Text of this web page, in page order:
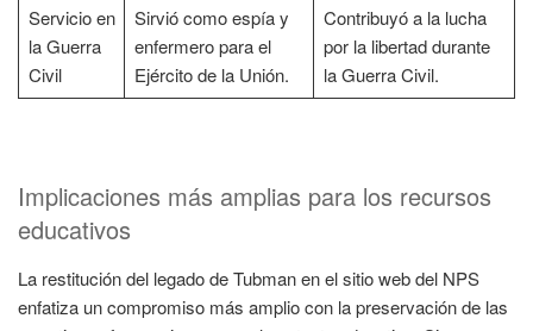
Servicio en
la Guerra
Civil
Sirvió como espía y
enfermero para el
Ejército de la Unión.
Contribuyó a la lucha
por la libertad durante
la Guerra Civil.
Implicaciones más amplias para los recursos
educativos
La restitución del legado de Tubman en el sitio web del NPS
enfatiza un compromiso más amplio con la preservación de las